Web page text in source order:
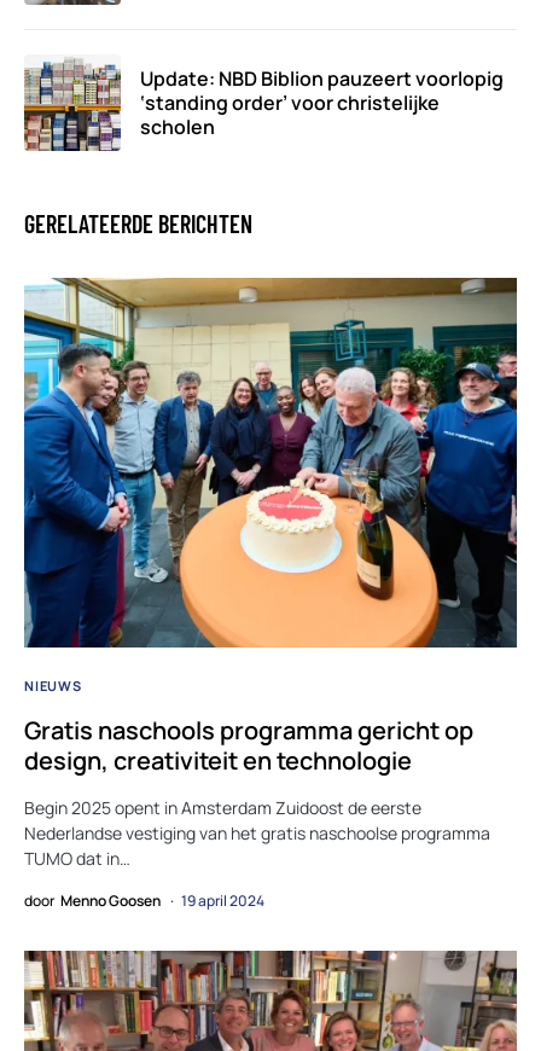
Update: NBD Biblion pauzeert voorlopig
‘standing order’ voor christelijke
scholen
GERELATEERDE BERICHTEN
NIEUWS
Gratis naschools programma gericht op
design, creativiteit en technologie
Begin 2025 opent in Amsterdam Zuidoost de eerste
Nederlandse vestiging van het gratis naschoolse programma
TUMO dat in…
door Menno Goosen 19 april 2024